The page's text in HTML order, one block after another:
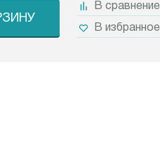
В сравнение
В избранное